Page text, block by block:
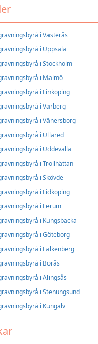
i Västerås
i Uppsala
i Stockholm
i Malmö
i Linköping
i Varberg
i Vänersborg
i Ullared
i Uddevalla
i Trollhättan
i Skövde
i Lidköping
i Lerum
i Kungsbacka
i Göteborg
i Falkenberg
i Borås
i Alingsås
i Stenungsund
i Kungälv